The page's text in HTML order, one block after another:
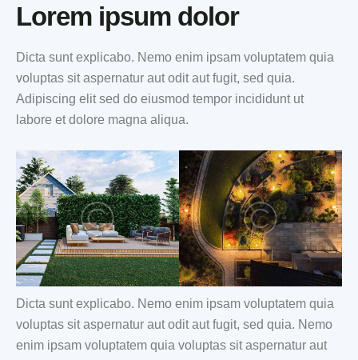
Lorem ipsum dolor
Dicta sunt explicabo. Nemo enim ipsam voluptatem quia
voluptas sit aspernatur aut odit aut fugit, sed quia.
Adipiscing elit sed do eiusmod tempor incididunt ut
labore et dolore magna aliqua.
Dicta sunt explicabo. Nemo enim ipsam voluptatem quia
voluptas sit aspernatur aut odit aut fugit, sed quia. Nemo
enim ipsam voluptatem quia voluptas sit aspernatur aut